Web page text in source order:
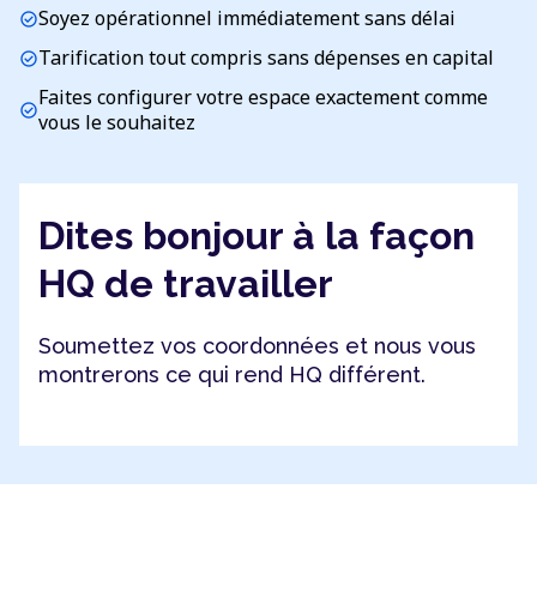
check_circleSoyez opérationnel immédiatement sans délai
check_circleTarification tout compris sans dépenses en capital
check_circleFaites configurer votre espace exactement comme
vous le souhaitez
Dites bonjour à la façon
HQ de travailler
Soumettez vos coordonnées et nous vous
montrerons ce qui rend HQ différent.